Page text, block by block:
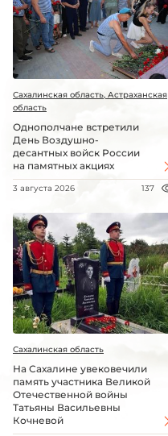
Сахалинская область, Астраханская
область
Однополчане встретили
День Воздушно-
десантных войск России
на памятных акциях
3 августа 2026 137
Сахалинская область
На Сахалине увековечили
память участника Великой
Отечественной войны
Татьяны Васильевны
Кочневой